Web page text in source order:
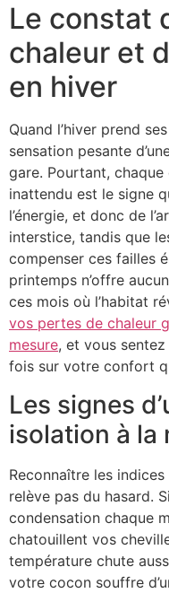
Le constat
chaleur et
en hiver
Quand l’hiver prend
sensation pesante
gare. Pourtant, chaque
inattendu est le signe
l’énergie, et donc de
interstice, tandis que
compenser ces failles
printemps n’offre
ces mois où l’habitat
vos pertes de chaleur
mesure, et vous
fois sur votre confort
Les signes
isolation à la
Reconnaître les
relève pas du hasard.
condensation chaque
chatouillent vos
température chute
votre cocon souffre